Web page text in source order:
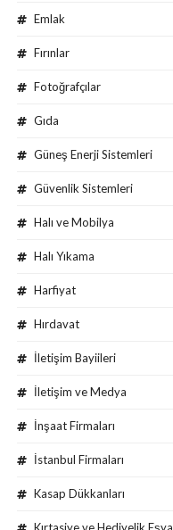
Emlak
Fırınlar
Fotoğrafçılar
Gıda
Güneş Enerji Sistemleri
Güvenlik Sistemleri
Halı ve Mobilya
Halı Yıkama
Harfiyat
Hırdavat
İletişim Bayiileri
İletişim ve Medya
İnşaat Firmaları
İstanbul Firmaları
Kasap Dükkanları